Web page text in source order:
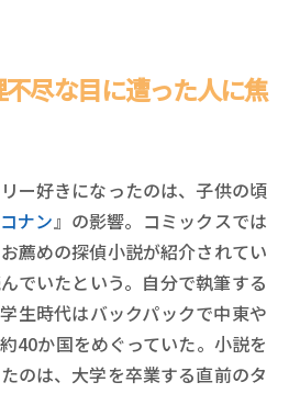
尽な目に遭った人に焦
ー好きになったのは、子供の頃
ナン』の影響。コミックスでは
薦めの探偵小説が紹介されてい
でいたという。自分で執筆する
生時代はバックパックで中東や
40か国をめぐっていた。小説を
のは、大学を卒業する直前のタ